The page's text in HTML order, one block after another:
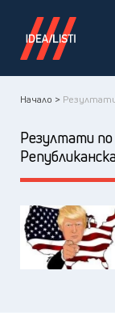
Начало >
Резултати